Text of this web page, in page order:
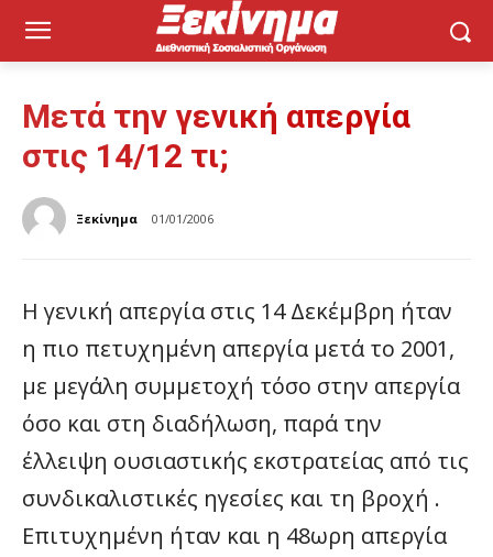
Μετά την γενική απεργία
στις 14/12 τι;
Ξεκίνημα 01/01/2006
Η γενική απεργία στις 14 Δεκέμβρη ήταν
η πιο πετυχημένη απεργία μετά το 2001,
με μεγάλη συμμετοχή τόσο στην απεργία
όσο και στη διαδήλωση, παρά την
έλλειψη ουσιαστικής εκστρατείας από τις
συνδικαλιστικές ηγεσίες και τη βροχή .
Επιτυχημένη ήταν και η 48ωρη απεργία